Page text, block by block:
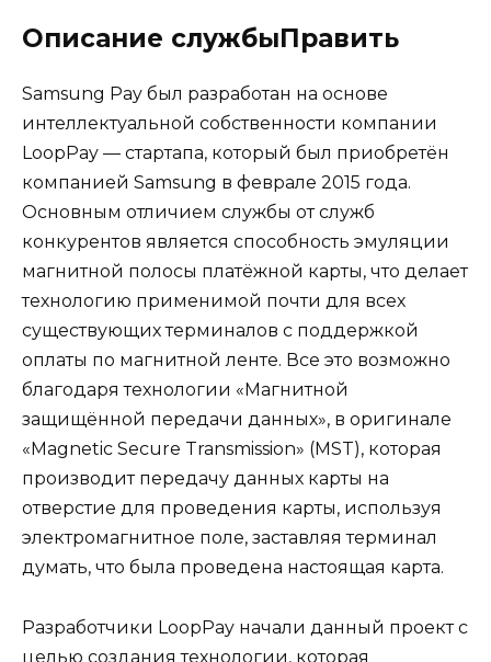
Описание службыПравить
Samsung Pay был разработан на основе
интеллектуальной собственности компании
LoopPay — стартапа, который был приобретён
компанией Samsung в феврале 2015 года.
Основным отличием службы от служб
конкурентов является способность эмуляции
магнитной полосы платёжной карты, что делает
технологию применимой почти для всех
существующих терминалов с поддержкой
оплаты по магнитной ленте. Все это возможно
благодаря технологии «Магнитной
защищённой передачи данных», в оригинале
«Magnetic Secure Transmission» (MST), которая
производит передачу данных карты на
отверстие для проведения карты, используя
электромагнитное поле, заставляя терминал
думать, что была проведена настоящая карта.
Разработчики LoopPay начали данный проект с
целью создания технологии, которая